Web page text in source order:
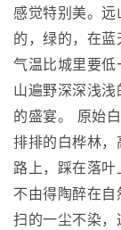
感觉特别美。
的，绿的，在蓝
气温比城里要
山遍野深深浅
的盛宴。 原始
排排的白桦林
路上，踩在落
不由得陶醉在
扫的一尘不染